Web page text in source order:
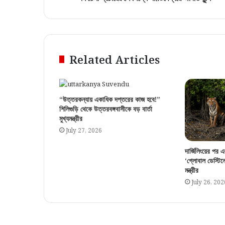
Related Articles
“উত্তরকন্যায় একাধিক দপ্তরের কাজ হবে!”
শিলিগুড়ি থেকে উত্তরবঙ্গবাসীকে বড় বার্তা
মুখ্যমন্ত্রীর
July 27, 2026
দার্জিলিংয়ের পর
‘গ্লোবাল
মন্ত্রীর
July 26,